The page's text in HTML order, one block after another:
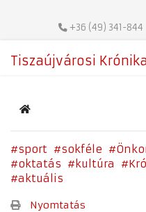
+36 (49) 341-844
Tiszaújvárosi
Home
sport sokféle
oktatás
kultúra
aktuális
Nyomtatás